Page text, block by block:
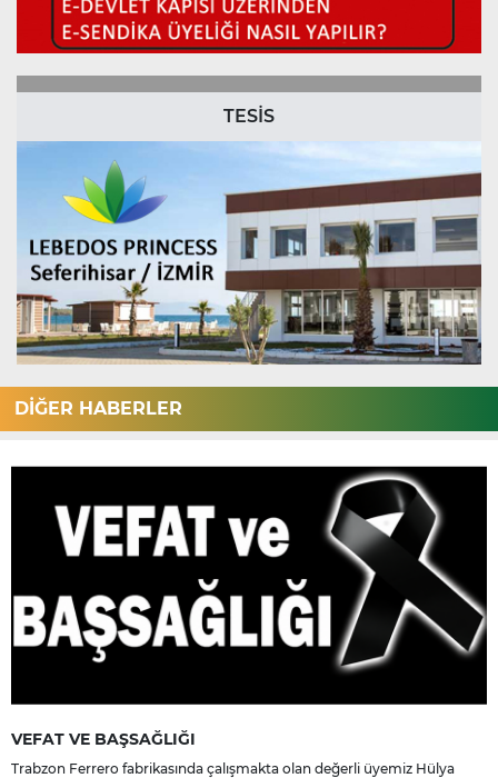
TESİS
DİĞER HABERLER
VEFAT VE BAŞSAĞLIĞI
Trabzon Ferrero fabrikasında çalışmakta olan değerli üyemiz Hülya